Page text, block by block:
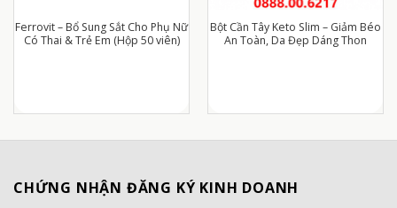
Ferrovit – Bổ Sung Sắt Cho Phụ Nữ
Có Thai & Trẻ Em (Hộp 50 viên)
Bột Cần Tây Keto Slim – Giảm Béo
An Toàn, Da Đẹp Dáng Thon
CHỨNG NHẬN ĐĂNG KÝ KINH DOANH